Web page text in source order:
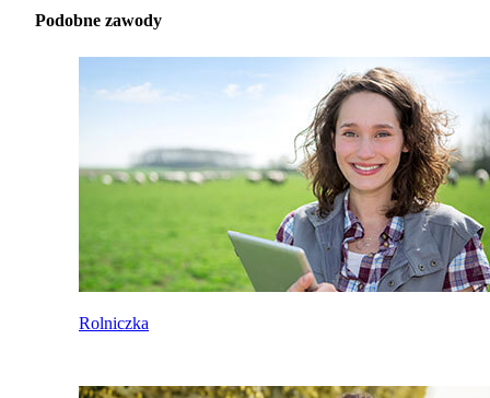
Podobne zawody
Rolniczka